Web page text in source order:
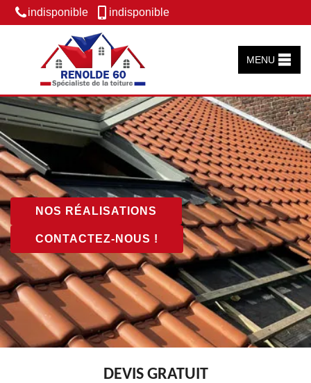
indisponible indisponible
MENU
NOS RÉALISATIONS
CONTACTEZ-NOUS !
DEVIS GRATUIT